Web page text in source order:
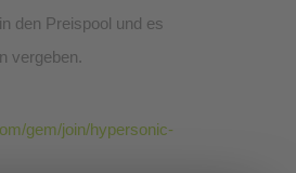
den Preispool und es
vergeben.
gem/join/hypersonic-